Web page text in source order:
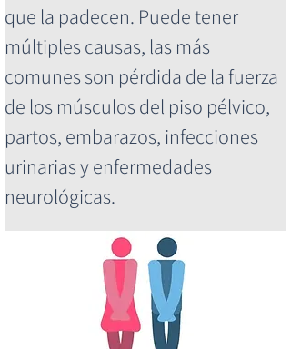
que la padecen. Puede tener
múltiples causas, las más
comunes son pérdida de la fuerza
de los músculos del piso pélvico,
partos, embarazos, infecciones
urinarias y enfermedades
neurológicas.